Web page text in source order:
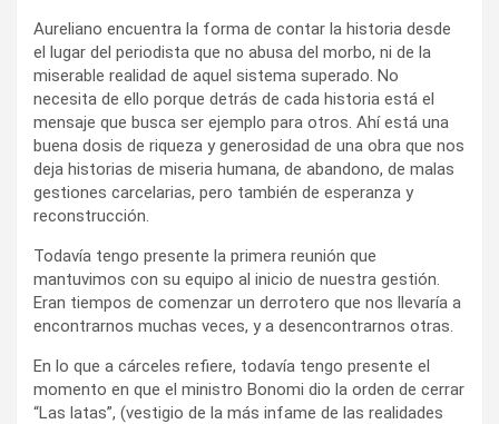
Aureliano encuentra la forma de contar la historia desde
el lugar del periodista que no abusa del morbo, ni de la
miserable realidad de aquel sistema superado. No
necesita de ello porque detrás de cada historia está el
mensaje que busca ser ejemplo para otros. Ahí está una
buena dosis de riqueza y generosidad de una obra que nos
deja historias de miseria humana, de abandono, de malas
gestiones carcelarias, pero también de esperanza y
reconstrucción.
Todavía tengo presente la primera reunión que
mantuvimos con su equipo al inicio de nuestra gestión.
Eran tiempos de comenzar un derrotero que nos llevaría a
encontrarnos muchas veces, y a desencontrarnos otras.
En lo que a cárceles refiere, todavía tengo presente el
momento en que el ministro Bonomi dio la orden de cerrar
“Las latas”, (vestigio de la más infame de las realidades